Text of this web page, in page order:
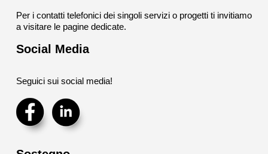
Per i contatti telefonici dei singoli servizi o progetti ti invitiamo
a visitare le pagine dedicate.
Social Media
Seguici sui social media!